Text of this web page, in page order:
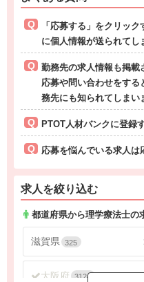
「応募する」をクリッ
に個人情報が送られてし
勤務先の求人情報も掲載
応募や問い合わせをす
務先にも知られてしまい
PTOT人材バンクに登録
応募を悩んでいる求人は
求人を絞り込む
都道府県から理学療法士の
滋賀県 325
大阪府 3124